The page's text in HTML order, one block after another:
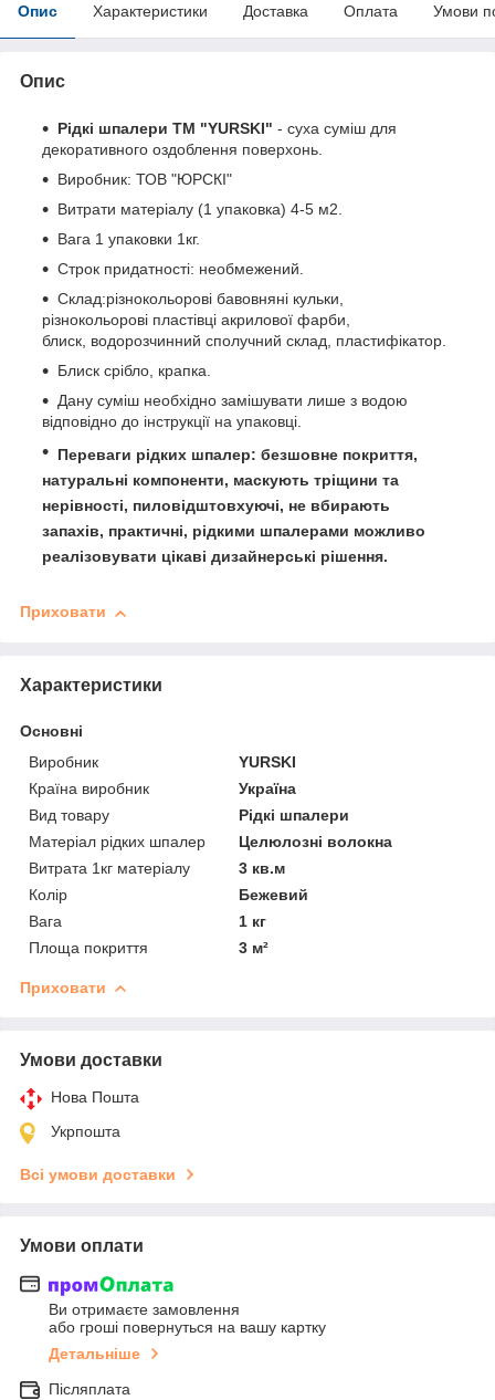
Опис Характеристики Доставка Оплата Умови
Опис
Рідкі шпалери ТМ "YURSKI" - суха суміш для
декоративного оздоблення поверхонь.
Виробник: ТОВ "ЮРСКІ"
Витрати матеріалу (1 упаковка) 4-5 м2.
Вага 1 упаковки 1кг.
Строк придатності: необмежений.
Склад:різнокольорові бавовняні кульки,
різнокольорові пластівці акрилової фарби,
блиск, водорозчинний сполучний склад, пластифікатор.
Блиск срібло, крапка.
Дану суміш необхідно замішувати лише з водою
відповідно до інструкції на упаковці.
Переваги рідких шпалер: безшовне покриття,
натуральні компоненти, маскують тріщини та
нерівності, пиловідштовхуючі, не вбирають
запахів, практичні, рідкими шпалерами можливо
реалізовувати цікаві дизайнерські рішення.
Приховати
Характеристики
Основні
Виробник
YURSKI
Країна виробник
Україна
Вид товару
Рідкі шпалери
Матеріал рідких шпалер
Целюлозні волокна
Витрата 1кг матеріалу
3 кв.м
Колір
Бежевий
Вага
1 кг
Площа покриття
3 м²
Приховати
Умови доставки
Нова Пошта
Укрпошта
Всі умови доставки
Умови оплати
Ви отримаєте замовлення
або гроші повернуться на вашу картку
Детальніше
Післяплата